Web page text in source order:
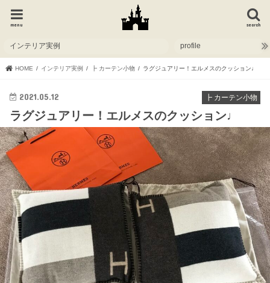
search
menu
インテリア実例 profile
HOME インテリア実例 ┣ カーテン小物 ラグジュアリー！エルメスのクッション♩
┣ カーテン小物
2021.05.12
ラグジュアリー！エルメスのクッション♩